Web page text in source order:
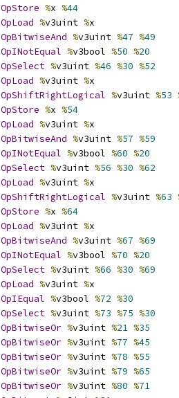
OpStore %x %44
OpLoad %v3uint %x
OpBitwiseAnd %v3uint %47 %49
OpINotEqual %v3bool %50 %20
OpSelect %v3uint %46 %30 %52
OpLoad %v3uint %x
OpShiftRightLogical %v3uint %53
OpStore %x %54
OpLoad %v3uint %x
OpBitwiseAnd %v3uint %57 %59
OpINotEqual %v3bool %60 %20
OpSelect %v3uint %56 %30 %62
OpLoad %v3uint %x
OpShiftRightLogical %v3uint %63
OpStore %x %64
OpLoad %v3uint %x
OpBitwiseAnd %v3uint %67 %69
OpINotEqual %v3bool %70 %20
OpSelect %v3uint %66 %30 %69
OpLoad %v3uint %x
OpIEqual %v3bool %72 %30
OpSelect %v3uint %73 %75 %30
OpBitwiseOr %v3uint %21 %35
OpBitwiseOr %v3uint %77 %45
OpBitwiseOr %v3uint %78 %55
OpBitwiseOr %v3uint %79 %65
OpBitwiseOr %v3uint %80 %71